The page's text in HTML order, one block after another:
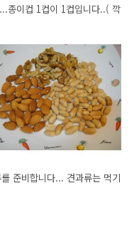
종이컵 1컵이 1컵입니다..( 깍
준비합니다... 견과류는 먹기